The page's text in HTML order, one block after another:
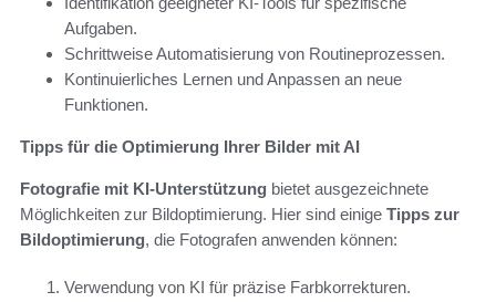
Aufgaben.
Schrittweise Automatisierung von Routineprozessen.
Kontinuierliches Lernen und Anpassen an neue
Funktionen.
Tipps für die Optimierung Ihrer Bilder mit AI
Fotografie mit KI-Unterstützung bietet ausgezeichnete
Möglichkeiten zur Bildoptimierung. Hier sind einige Tipps zur
Bildoptimierung, die Fotografen anwenden können:
Verwendung von KI für präzise Farbkorrekturen.